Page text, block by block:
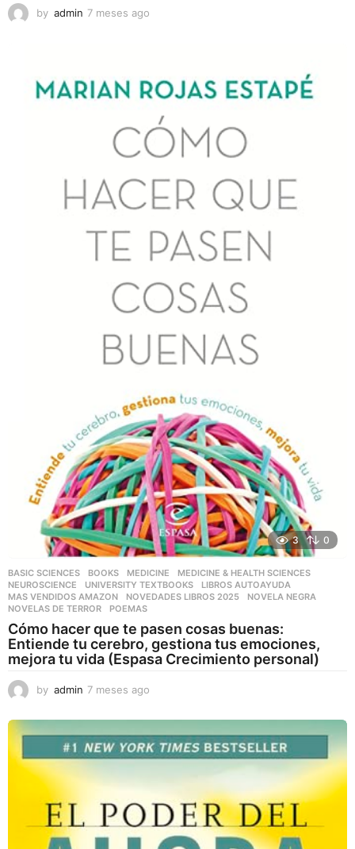
by admin 7 meses ago
s
a
o
3 0
BASIC SCIENCES ,BOOKS ,MEDICINE ,MEDICINE & HEALTH SCIENCES
NEUROSCIENCE
,UNIVERSITY TEXTBOOKS LIBROS AUTOAYUDA
MAS VENDIDOS AMAZON
,NOVEDADES LIBROS 2025 ,NOVELA NEGRA
NOVELAS DE TERROR
,POEMAS
Cómo hacer que te pasen cosas buenas:
Entiende tu cerebro, gestiona tus emociones,
mejora tu vida (Espasa Crecimiento personal)
by admin 7 meses ago
e
s
e